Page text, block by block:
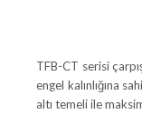
TFB-CT serisi
engel kalınlığına
altı temeli ile